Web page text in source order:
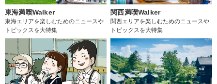
東海満喫Walker
東海エリアを楽しむためのニュースや
トピックスを大特集
関西満喫Walker
関西エリアを楽しむためのニュースや
トピックスを大特集